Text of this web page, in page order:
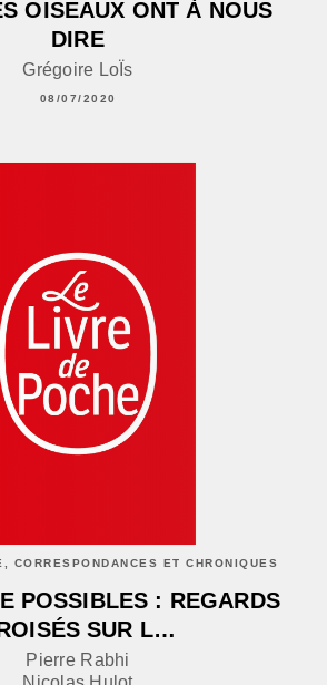
OISEAUX ONT À NOUS
DIRE
Grégoire LoÏs
08/07/2020
CORRESPONDANCES ET CHRONIQUES
POSSIBLES : REGARDS
SUR L…
Pierre Rabhi